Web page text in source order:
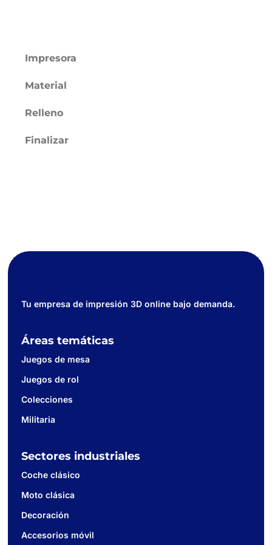
Impresora
Material
Relleno
Finalizar
Tu empresa de impresión 3D online bajo demanda.
Áreas temáticas
Juegos de mesa
Juegos de rol
Colecciones
Militaria
Sectores industriales
Coche clásico
Moto clásica
Decoración
Accesorios móvil